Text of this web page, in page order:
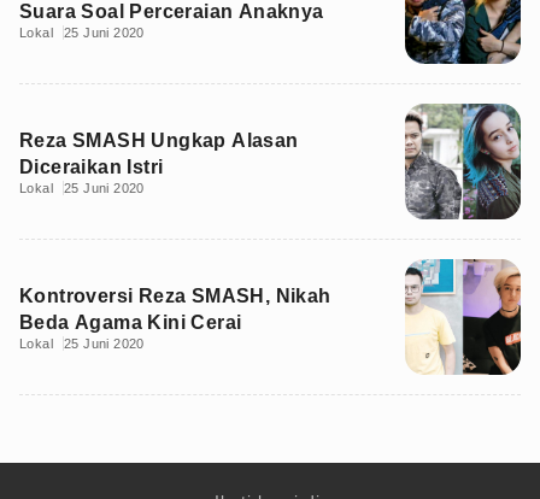
Suara Soal Perceraian Anaknya
Lokal 25 Juni 2020
Reza SMASH Ungkap Alasan
Diceraikan Istri
Lokal 25 Juni 2020
Kontroversi Reza SMASH, Nikah
Beda Agama Kini Cerai
Lokal 25 Juni 2020